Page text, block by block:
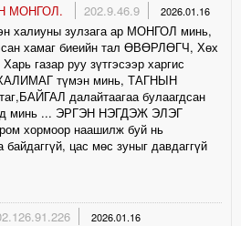
МОНГОЛ.
202.9.46.9 2026.01.16
халиуны зулзага ар МОНГОЛ минь,
хамаг биеийн тал ӨВӨРЛӨГЧ, Хөх
газар руу зүтгэсээр харгис
ХАЛИМАГ түмэн минь, ТАГНЫН
далайтаагаа булаагдсан
минь ... ЭРГЭН НЭГДЭЖ ЭЛЭГ
хормоор наашилж буй нь
цас мөс зуныг давдаггүй
2026.01.16